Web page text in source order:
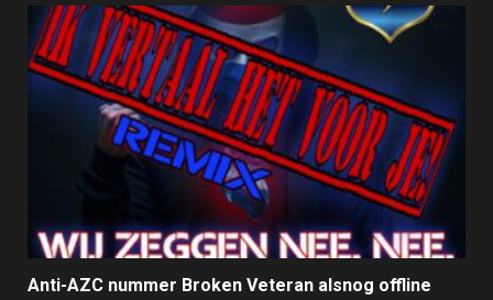
Anti-AZC nummer Broken Veteran alsnog offline